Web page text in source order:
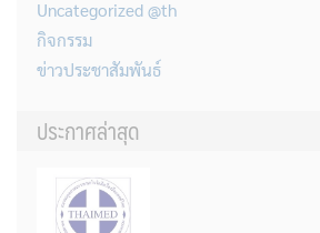
Uncategorized @th
กิจกรรม
ข่าวประชาสัมพันธ์
ประกาศล่าสุด